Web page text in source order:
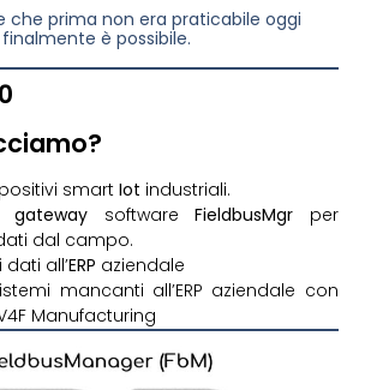
che prima non era praticabile oggi
finalmente è possibile.
smartIot industriali.
gateway softwareFieldbusMgr per
dal campo.
all’ERP aziendale
mancanti all’ERP aziendale con
Manufacturing